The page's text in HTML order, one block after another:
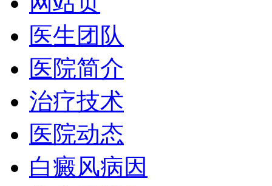
医生团队
医院简介
治疗技术
医院动态
白癜风病因